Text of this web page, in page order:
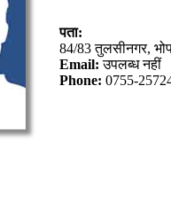
पता:
84/83 तुलसीनगर,
Email:उपलब्ध नहीं
Phone: 0755-